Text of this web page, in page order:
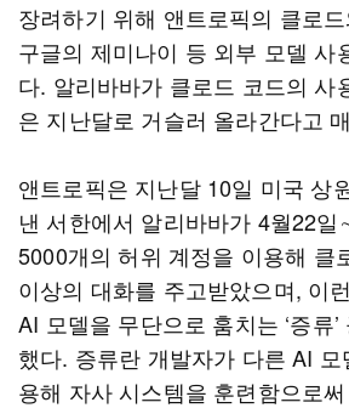
장려하기 위해 앤트로픽의 클로
구글의 제미나이 등 외부 모델 사
다. 알리바바가 클로드 코드의 사
은 지난달로 거슬러 올라간다고
앤트로픽은 지난달 10일 미국 상
낸 서한에서 알리바바가 4월22
5000개의 허위 계정을 이용해 클
이상의 대화를 주고받았으며, 이
AI 모델을 무단으로 훔치는 ‘증류
했다. 증류란 개발자가 다른 AI
용해 자사 시스템을 훈련함으로